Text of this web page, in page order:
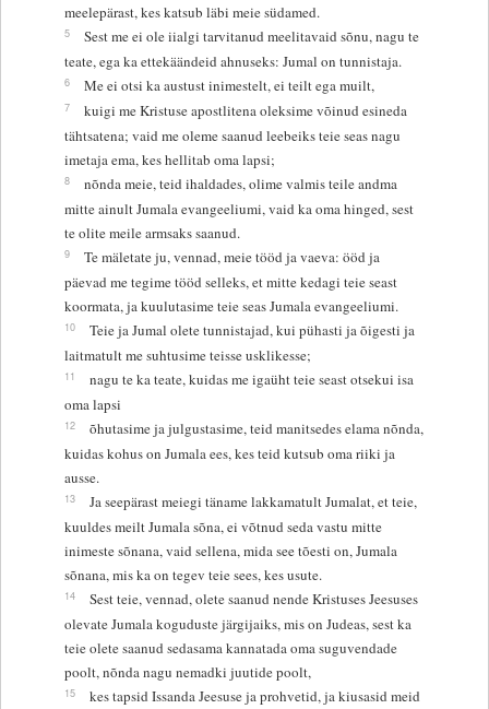
meelepärast, kes katsub läbi meie südamed.
5
Sest me ei ole iialgi tarvitanud meelitavaid sõnu, nagu te
teate, ega ka ettekäändeid ahnuseks: Jumal on tunnistaja.
6 Me ei otsi ka austust inimestelt, ei teilt ega muilt,
7
kuigi me Kristuse apostlitena oleksime võinud esineda
tähtsatena; vaid me oleme saanud leebeiks teie seas nagu
imetaja ema, kes hellitab oma lapsi;
8
nõnda meie, teid ihaldades, olime valmis teile andma
mitte ainult Jumala evangeeliumi, vaid ka oma hinged, sest
te olite meile armsaks saanud.
9
Te mäletate ju, vennad, meie tööd ja vaeva: ööd ja
päevad me tegime tööd selleks, et mitte kedagi teie seast
koormata, ja kuulutasime teie seas Jumala evangeeliumi.
10
Teie ja Jumal olete tunnistajad, kui pühasti ja õigesti ja
laitmatult me suhtusime teisse usklikesse;
11
nagu te ka teate, kuidas me igaüht teie seast otsekui isa
oma lapsi
12
õhutasime ja julgustasime, teid manitsedes elama nõnda,
kuidas kohus on Jumala ees, kes teid kutsub oma riiki ja
ausse.
13
Ja seepärast meiegi täname lakkamatult Jumalat, et teie,
kuuldes meilt Jumala sõna, ei võtnud seda vastu mitte
inimeste sõnana, vaid sellena, mida see tõesti on, Jumala
sõnana, mis ka on tegev teie sees, kes usute.
14
Sest teie, vennad, olete saanud nende Kristuses Jeesuses
olevate Jumala koguduste järgijaiks, mis on Judeas, sest ka
teie olete saanud sedasama kannatada oma suguvendade
poolt, nõnda nagu nemadki juutide poolt,
15
kes tapsid Issanda Jeesuse ja prohvetid, ja kiusasid meid